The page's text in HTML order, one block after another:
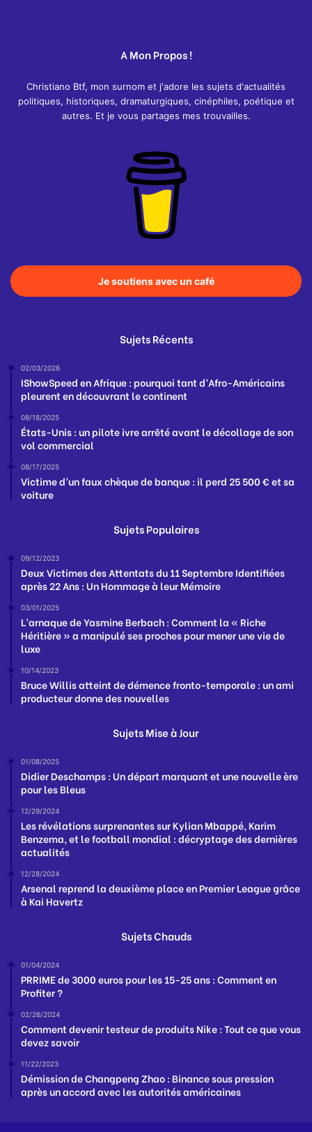
A Mon Propos !
Christiano Btf, mon surnom et j'adore les sujets d'actualités
politiques, historiques, dramaturgiques, cinéphiles, poétique et
autres. Et je vous partages mes trouvailles.
Je soutiens avec un café
Sujets Récents
02/03/2026
IShowSpeed en Afrique : pourquoi tant d’Afro-Américains
pleurent en découvrant le continent
08/18/2025
États-Unis : un pilote ivre arrêté avant le décollage de son
vol commercial
08/17/2025
Victime d’un faux chèque de banque : il perd 25 500 € et sa
voiture
Sujets Populaires
09/12/2023
Deux Victimes des Attentats du 11 Septembre Identifiées
après 22 Ans : Un Hommage à leur Mémoire
03/01/2025
L’arnaque de Yasmine Berbach : Comment la « Riche
Héritière » a manipulé ses proches pour mener une vie de
luxe
10/14/2023
Bruce Willis atteint de démence fronto-temporale : un ami
producteur donne des nouvelles
Sujets Mise à Jour
01/08/2025
Didier Deschamps : Un départ marquant et une nouvelle ère
pour les Bleus
12/29/2024
Les révélations surprenantes sur Kylian Mbappé, Karim
Benzema, et le football mondial : décryptage des dernières
actualités
12/28/2024
Arsenal reprend la deuxième place en Premier League grâce
à Kai Havertz
Sujets Chauds
01/04/2024
PRRIME de 3000 euros pour les 15-25 ans : Comment en
Profiter ?
02/26/2024
Comment devenir testeur de produits Nike : Tout ce que vous
devez savoir
11/22/2023
Démission de Changpeng Zhao : Binance sous pression
après un accord avec les autorités américaines